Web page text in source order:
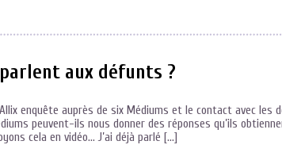
aux défunts ?
enquête auprès de six Médiums et le contact avec
peuvent-ils nous donner des réponses qu’ils
cela en vidéo… J’ai déjà parlé […]